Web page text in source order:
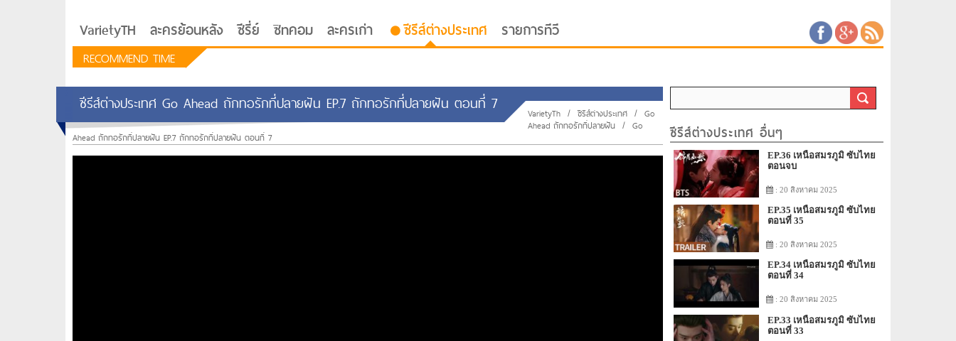
VarietyTH ละครย้อนหลัง ซีรี่ย์ ซิทคอม ละครเก่า ซีรีส์ต่างประเทศ รายการทีวี
RECOMMEND TIME
รักอยู่ประตูถัดไป
ซีรีส์ต่างประเทศ Go Ahead ถักทอรักที่ปลายฝัน EP.7 ถักทอรักที่ปลายฝัน ตอนที่ 7 VarietyTh / ซีรีส์ต่างประเทศ / Go
Ahead ถักทอรักที่ปลายฝัน / Go
Ahead ถักทอรักที่ปลายฝัน EP.7 ถักทอรักที่ปลายฝัน ตอนที่ 7
ซีรีส์ต่างประเทศ อื่นๆ
EP.36 เหนือสมรภูมิ ซับไทย
ตอนจบ
: 20 สิงหาคม 2025
EP.35 เหนือสมรภูมิ ซับไทย
ตอนที่ 35
: 20 สิงหาคม 2025
EP.34 เหนือสมรภูมิ ซับไทย
ตอนที่ 34
: 20 สิงหาคม 2025
EP.33 เหนือสมรภูมิ ซับไทย
ตอนที่ 33